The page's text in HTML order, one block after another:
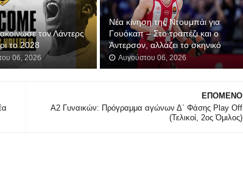
τον Λάντερς
το 2028
06, 2026
Νέα κίνηση της Ντουμπάι για
Γουόκαπ – Στο τραπέζι και ο
Άντερσον, αλλάζει το σκηνικό
Αυγούστου 06, 2026
ΕΠΟΜΕΝΟ
Α2 Γυναικών: Πρόγραμμα αγώνων Δ΄ Φάσης Play Off
(Τελικοί, 2ος Όμιλος)